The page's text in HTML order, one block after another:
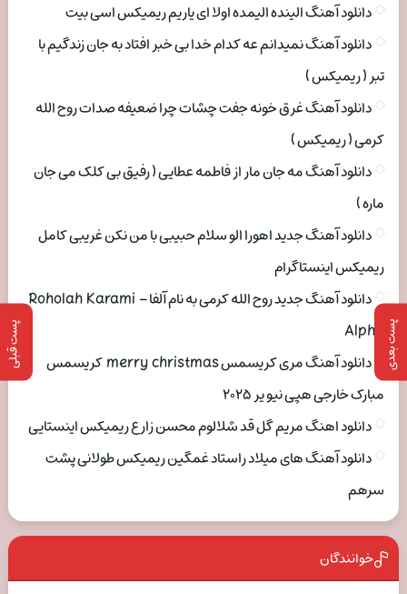
پست بعدی پست قبلی
دانلود آهنگ الینده الیمده اولا ای یاریم ریمیکس اسی بیت
دانلود آهنگ نمیدانم عه کدام خدا بی خبر افتاد به جان زندگیم با
تبر ( ریمیکس )
دانلود آهنگ غرق خونه جفت چشات چرا ضعیفه صدات روح الله
کرمی ( ریمیکس )
دانلود آهنگ مه جان مار از فاطمه عطایی ( رفیق بی کلک می جان
ماره )
دانلود آهنگ جدید اهورا الو سلام حبیبی با من نکن غریبی کامل
ریمیکس اینستاگرام
دانلود آهنگ جدید روح الله کرمی به نام آلفا Roholah Karami –
Alpha
دانلود آهنگ مری کریسمس merry christmas کریسمس
مبارک خارجی هپی نیو یر ۲۰۲۵
دانلود اهنگ مریم گل قد شلالوم محسن زارع ریمیکس اینستایی
دانلود آهنگ های میلاد راستاد غمگین ریمیکس طولانی پشت
سرهم
خوانندگان